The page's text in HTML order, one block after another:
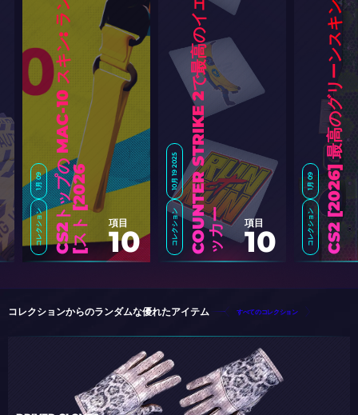
1月 09
コレクション CS2 [2026] 最高のグリーンスキン
10月 19 2025
コレクション C
O
U
N
T
E
R
S
T
R
I
K
E
2
で
最
高
の
イ
エ
ロ
ー
ス
テ
ッ
カー 項目
10
1月 09
コレクション C
S
2
ト
ッ
プ
の
M
A
C
-
1
0
ス
キ
ン
:
ラ
ン
ク
付
け
リ
ス
ト
[
2
0
26
] 項目
10
コレクションからのランダムな優れたアイテム すべてのコレクション